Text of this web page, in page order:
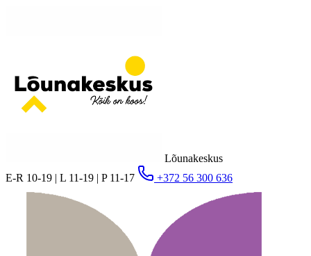
Lõunakeskus
E-R 10-19 | L 11-19 | P 11-17
+372 56 300 636